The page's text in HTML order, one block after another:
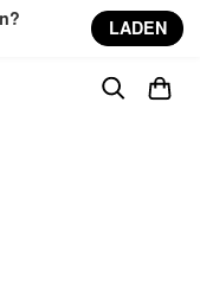
LADEN